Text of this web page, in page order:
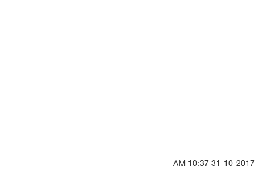
31-10-2017 10:37 AM